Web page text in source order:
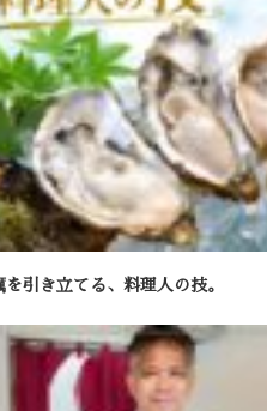
を引き立てる、料理人の技。